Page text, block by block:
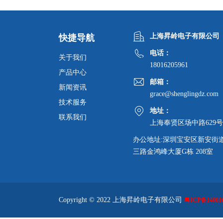
快捷导航
关于我们
产品中心
新闻资讯
技术服务
联系我们
上海昇岭电子有限公司
电话：
18016205961
邮箱：
grace@shenglingdz.com
地址：
上海奉贤区场中路629号
办公地址:深圳宝安区新安街
三路金鸿峰大厦G栋 208室
Copyright © 2022 上海昇岭电子有限公司 粤ICP备